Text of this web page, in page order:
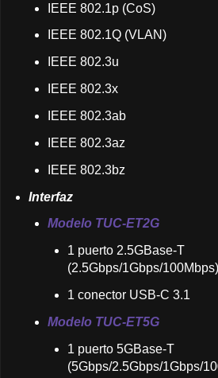
IEEE 802.1p (CoS)
IEEE 802.1Q (VLAN)
IEEE 802.3u
IEEE 802.3x
IEEE 802.3ab
IEEE 802.3az
IEEE 802.3bz
Interfaz
Modelo TUC-ET2G
1 puerto 2.5GBase-T
(2.5Gbps/1Gbps/100Mbps)
1 conector USB-C 3.1
Modelo TUC-ET5G
1 puerto 5GBase-T
(5Gbps/2.5Gbps/1Gbps/